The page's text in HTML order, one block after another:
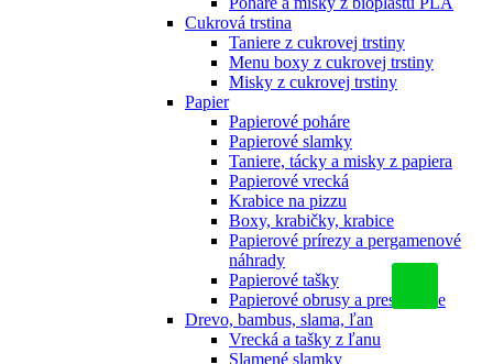
Cukrová trstina
Taniere z cukrovej trstiny
Menu boxy z cukrovej trstiny
Misky z cukrovej trstiny
Papier
Papierové poháre
Papierové slamky
Taniere, tácky a misky z papiera
Papierové vrecká
Krabice na pizzu
Boxy, krabičky, krabice
Papierové prírezy a pergamenové
náhrady
Papierové tašky
Papierové obrusy a prestieranie
Drevo, bambus, slama, ľan
Vrecká a tašky z ľanu
Slamené slamky